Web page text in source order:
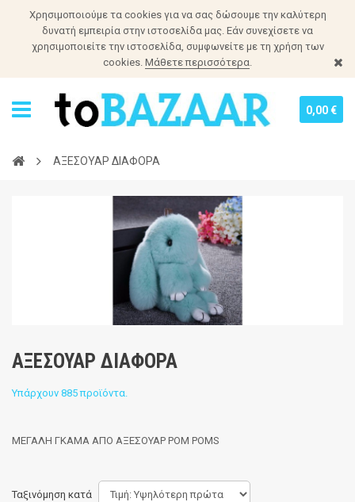
Χρησιμοποιούμε τα cookies για να σας δώσουμε την καλύτερη
δυνατή εμπειρία στην ιστοσελίδα μας. Εάν συνεχίσετε να
χρησιμοποιείτε την ιστοσελίδα, συμφωνείτε με τη χρήση των
cookies. Μάθετε περισσότερα.
0,00 €
ΑΞΕΣΟΥΑΡ ΔΙΑΦΟΡΑ
ΑΞΕΣΟΥΑΡ ΔΙΑΦΟΡΑ
Υπάρχουν 885 προϊόντα.
ΜΕΓΑΛΗ ΓΚΑΜΑ ΑΠΟ ΑΞΕΣΟΥΑΡ POM POMS
Ταξινόμηση κατά